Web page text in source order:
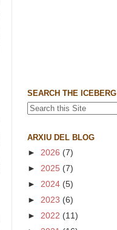
SEARCH THE ICEBERG
ARXIU DEL BLOG
► 2026 (7)
► 2025 (7)
► 2024 (5)
► 2023 (6)
► 2022 (11)